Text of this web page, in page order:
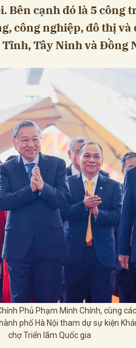
Bên cạnh đó là 5 công
công nghiệp, đô thị và
Tây Ninh và Đồng
Phủ Phạm Minh Chính, cùng
phố Hà Nội tham dự sự kiện
chợ Triển lãm Quốc gia